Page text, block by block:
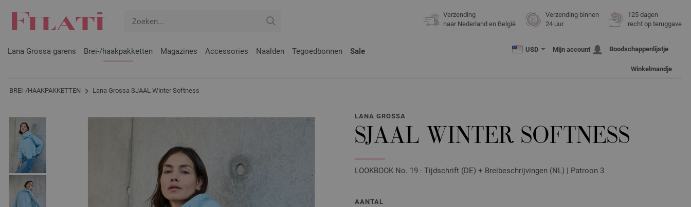
Verzending
naar Nederland en België
Verzending binnen
24 uur
125 dagen
recht op teruggave
Lana Grossa garens Brei-/haakpakketten Magazines Accessories Naalden Tegoedbonnen Sale USD Mijn account Boodschappenlijstje
Winkelmandje
BREI-/HAAKPAKKETTEN Lana Grossa SJAAL Winter Softness
LANA GROSSA
SJAAL WINTER SOFTNESS
LOOKBOOK No. 19 - Tijdschrift (DE) + Breibeschrijvingen (NL) | Patroon 3
AANTAL